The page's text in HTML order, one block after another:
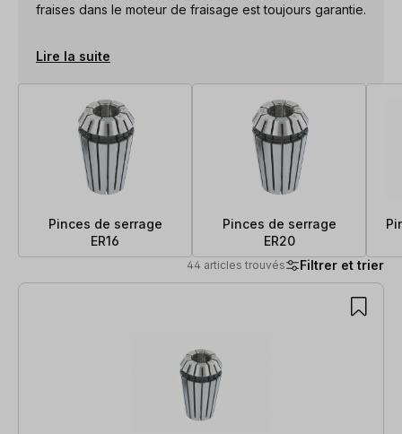
fraises dans le moteur de fraisage est toujours garantie.
Lire la suite
Pinces de serrage
ER16
Pinces de serrage
ER20
44 articles trouvés Filtrer et trier
44 articles trouvés